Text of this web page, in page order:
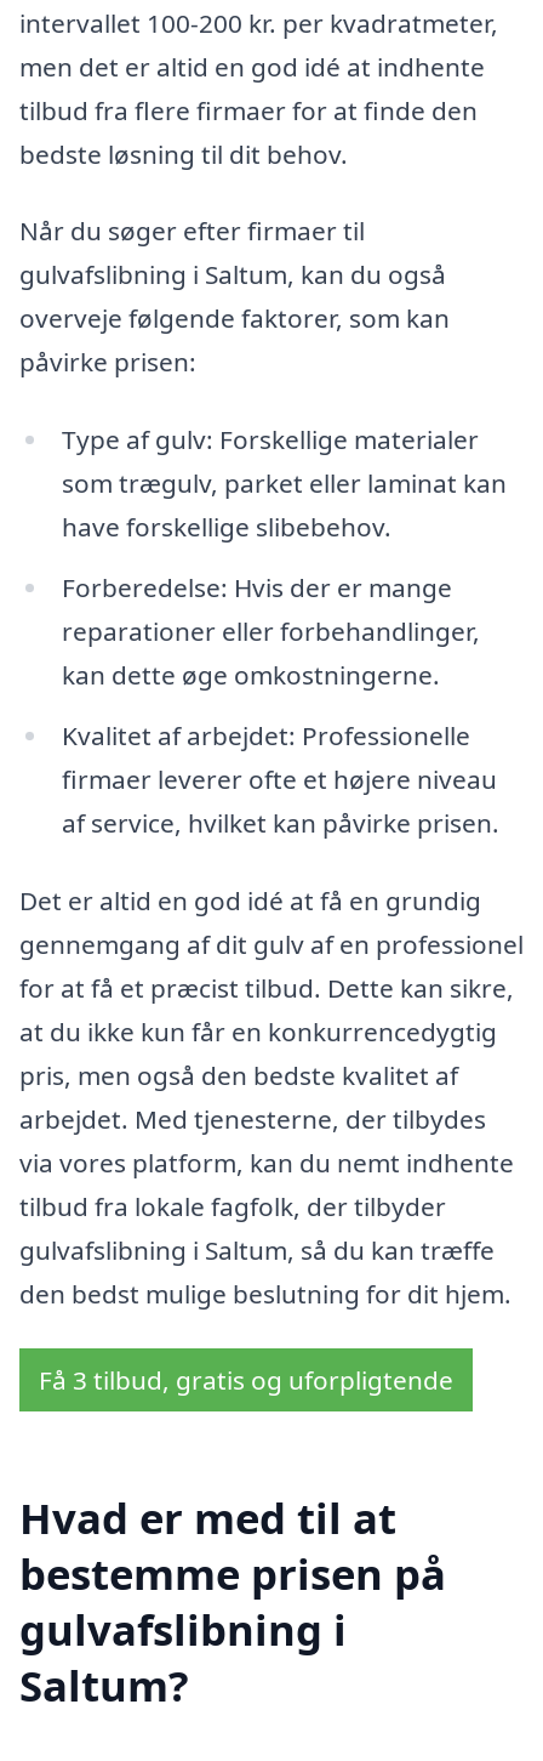
intervallet 100-200 kr. per kvadratmeter,
men det er altid en god idé at indhente
tilbud fra flere firmaer for at finde den
bedste løsning til dit behov.
Når du søger efter firmaer til
gulvafslibning i Saltum, kan du også
overveje følgende faktorer, som kan
påvirke prisen:
Type af gulv: Forskellige materialer
som trægulv, parket eller laminat kan
have forskellige slibebehov.
Forberedelse: Hvis der er mange
reparationer eller forbehandlinger,
kan dette øge omkostningerne.
Kvalitet af arbejdet: Professionelle
firmaer leverer ofte et højere niveau
af service, hvilket kan påvirke prisen.
Det er altid en god idé at få en grundig
gennemgang af dit gulv af en professionel
for at få et præcist tilbud. Dette kan sikre,
at du ikke kun får en konkurrencedygtig
pris, men også den bedste kvalitet af
arbejdet. Med tjenesterne, der tilbydes
via vores platform, kan du nemt indhente
tilbud fra lokale fagfolk, der tilbyder
gulvafslibning i Saltum, så du kan træffe
den bedst mulige beslutning for dit hjem.
Få 3 tilbud, gratis og uforpligtende
Hvad er med til at
bestemme prisen på
gulvafslibning i
Saltum?